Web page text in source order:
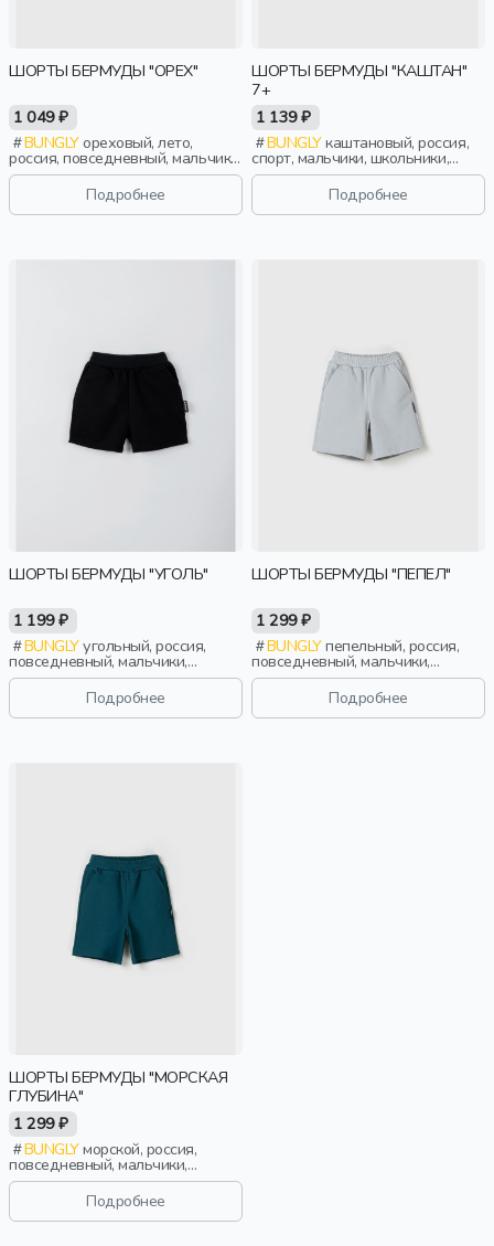
ШОРТЫ БЕРМУДЫ "ОРЕХ"
1 049 ₽
BUNGLYореховый, лето,
россия, повседневный, мальчики,
малыши, дошкольники, дети
Подробнее
ШОРТЫ БЕРМУДЫ "КАШТАН"
7+
1 139 ₽
BUNGLYкаштановый, россия,
спорт, мальчики, школьники,
подростки, дети
Подробнее
ШОРТЫ БЕРМУДЫ "УГОЛЬ"
1 199 ₽
BUNGLYугольный, россия,
повседневный, мальчики,
малыши, дошкольники, дети
Подробнее
ШОРТЫ БЕРМУДЫ "ПЕПЕЛ"
1 299 ₽
BUNGLYпепельный, россия,
повседневный, мальчики,
малыши, дошкольники, дети
Подробнее
ШОРТЫ БЕРМУДЫ "МОРСКАЯ
ГЛУБИНА"
1 299 ₽
BUNGLYморской, россия,
повседневный, мальчики,
малыши, дошкольники, дети
Подробнее